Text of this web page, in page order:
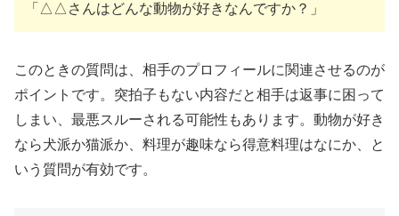
「△△さんはどんな動物が好きなんですか？」
このときの質問は、相手のプロフィールに関連させるのが
ポイントです。突拍子もない内容だと相手は返事に困って
しまい、最悪スルーされる可能性もあります。動物が好き
なら犬派か猫派か、料理が趣味なら得意料理はなにか、と
いう質問が有効です。